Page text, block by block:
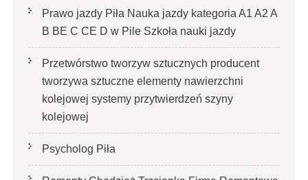
Prawo jazdy Piła Nauka jazdy kategoria A1 A2 A
B BE C CE D‎ w Pile Szkoła nauki jazdy
Przetwórstwo tworzyw sztucznych producent
tworzywa sztuczne elementy nawierzchni
kolejowej systemy przytwierdzeń szyny
kolejowej
Psycholog Piła